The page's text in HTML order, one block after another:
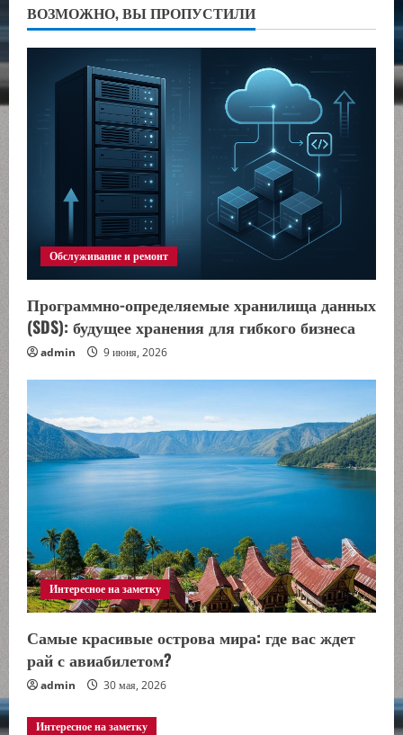
ВОЗМОЖНО, ВЫ ПРОПУСТИЛИ
Обслуживание и ремонт
Программно-определяемые хранилища данных
(SDS): будущее хранения для гибкого бизнеса
admin 9 июня, 2026
Интересное на заметку
Самые красивые острова мира: где вас ждет
рай с авиабилетом?
admin 30 мая, 2026
Интересное на заметку